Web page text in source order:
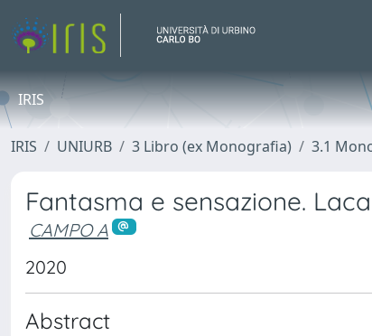
IRIS
IRIS UNIURB 3 Libro (ex Monografia) 3.1
Fantasma e sensazione.
CAMPO A
2020
Abstract